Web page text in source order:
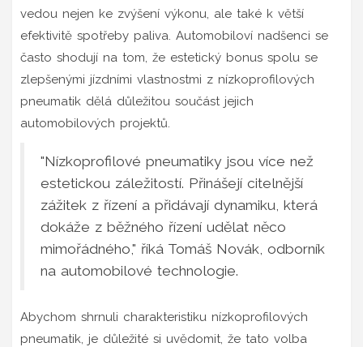
vedou nejen ke zvýšení výkonu, ale také k větší
efektivitě spotřeby paliva. Automobiloví nadšenci se
často shodují na tom, že estetický bonus spolu se
zlepšenými jízdními vlastnostmi z nízkoprofilových
pneumatik dělá důležitou součást jejich
automobilových projektů.
"Nízkoprofilové pneumatiky jsou více než
estetickou záležitostí. Přinášejí citelnější
zážitek z řízení a přidávají dynamiku, která
dokáže z běžného řízení udělat něco
mimořádného," říká Tomáš Novák, odborník
na automobilové technologie.
Abychom shrnuli charakteristiku nízkoprofilových
pneumatik, je důležité si uvědomit, že tato volba